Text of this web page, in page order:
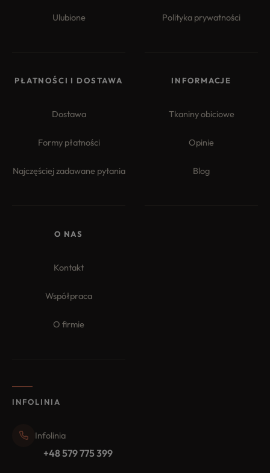
Ulubione Polityka prywatności
PŁATNOŚCI I DOSTAWA
Dostawa
Formy płatności
Najczęściej zadawane pytania
INFORMACJE
Tkaniny obiciowe
Opinie
Blog
O NAS
Kontakt
Współpraca
O firmie
INFOLINIA
Infolinia
+48 579 775 399